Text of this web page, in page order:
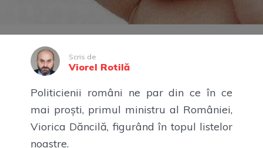
Scris de
Viorel Rotilă
Politicienii români ne par din ce în ce
mai proști, primul ministru al României,
Viorica Dăncilă, figurând în topul listelor
noastre.